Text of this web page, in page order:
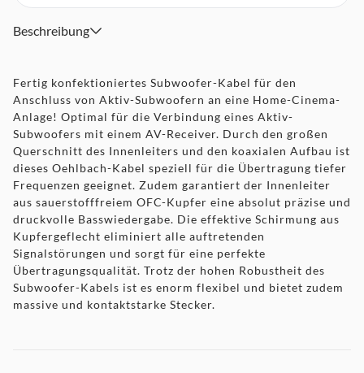
Beschreibung
Fertig konfektioniertes Subwoofer-Kabel für den
Anschluss von Aktiv-Subwoofern an eine Home-Cinema-
Anlage! Optimal für die Verbindung eines Aktiv-
Subwoofers mit einem AV-Receiver. Durch den großen
Querschnitt des Innenleiters und den koaxialen Aufbau ist
dieses Oehlbach-Kabel speziell für die Übertragung tiefer
Frequenzen geeignet. Zudem garantiert der Innenleiter
aus sauerstofffreiem OFC-Kupfer eine absolut präzise und
druckvolle Basswiedergabe. Die effektive Schirmung aus
Kupfergeflecht eliminiert alle auftretenden
Signalstörungen und sorgt für eine perfekte
Übertragungsqualität. Trotz der hohen Robustheit des
Subwoofer-Kabels ist es enorm flexibel und bietet zudem
massive und kontaktstarke Stecker.